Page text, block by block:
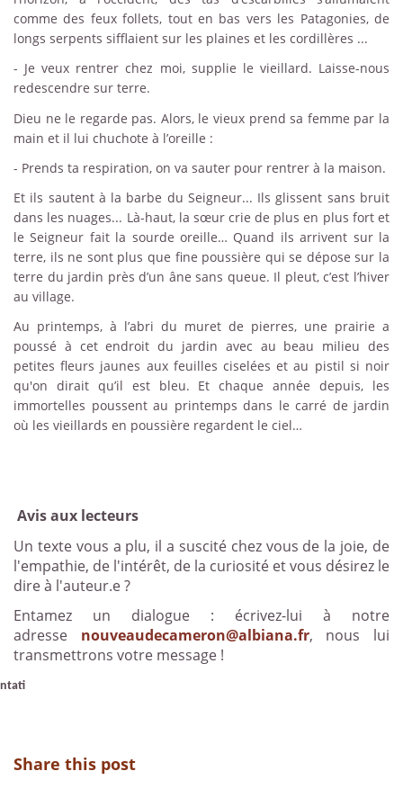
comme des feux follets, tout en bas vers les Patagonies, de
longs serpents sifflaient sur les plaines et les cordillères ...
- Je veux rentrer chez moi, supplie le vieillard. Laisse-nous
redescendre sur terre.
Dieu ne le regarde pas. Alors, le vieux prend sa femme par la
main et il lui chuchote à l’oreille :
- Prends ta respiration, on va sauter pour rentrer à la maison.
Et ils sautent à la barbe du Seigneur... Ils glissent sans bruit
dans les nuages... Là-haut, la sœur crie de plus en plus fort et
le Seigneur fait la sourde oreille… Quand ils arrivent sur la
terre, ils ne sont plus que fine poussière qui se dépose sur la
terre du jardin près d’un âne sans queue. Il pleut, c’est l’hiver
au village.
Au printemps, à l’abri du muret de pierres, une prairie a
poussé à cet endroit du jardin avec au beau milieu des
petites fleurs jaunes aux feuilles ciselées et au pistil si noir
qu'on dirait qu’il est bleu. Et chaque année depuis, les
immortelles poussent au printemps dans le carré de jardin
où les vieillards en poussière regardent le ciel…
Avis aux lecteurs
Un texte vous a plu, il a suscité chez vous de la joie, de
l'empathie, de l'intérêt, de la curiosité et vous désirez le
dire à l'auteur.e ?
Entamez un dialogue : écrivez-lui à notre
adresse nouveaudecameron@albiana.fr, nous lui
transmettrons votre message !
Share this post